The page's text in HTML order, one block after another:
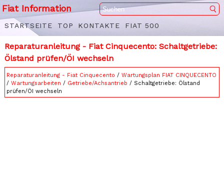
Fiat Information
STARTSEITE TOP KONTAKTE FIAT 500
Reparaturanleitung - Fiat Cinquecento: Schaltgetriebe:
Ölstand prüfen/ÖI wechseln
Reparaturanleitung - Fiat Cinquecento / Wartungsplan FIAT CINQUECENTO
/ Wartungsarbeiten / Getriebe/Achsantrieb / Schaltgetriebe: Ölstand
prüfen/ÖI wechseln